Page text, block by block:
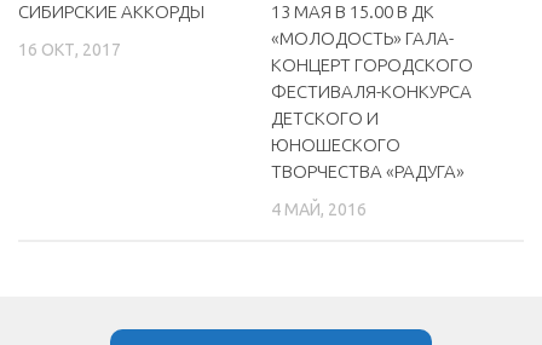
МБУ Парк культуры и отдыха им. И.В. Коротеева
МБУК «Централизованная библиотечная система»
Независимая оценка качества
СИБИРСКИЕ АККОРДЫ
16 ОКТ, 2017
13 МАЯ В 15.00 В ДК
«МОЛОДОСТЬ» ГАЛА-
КОНЦЕРТ ГОРОДСКОГО
ФЕСТИВАЛЯ-КОНКУРСА
ДЕТСКОГО И
ЮНОШЕСКОГО
ТВОРЧЕСТВА «РАДУГА»
4 МАЙ, 2016